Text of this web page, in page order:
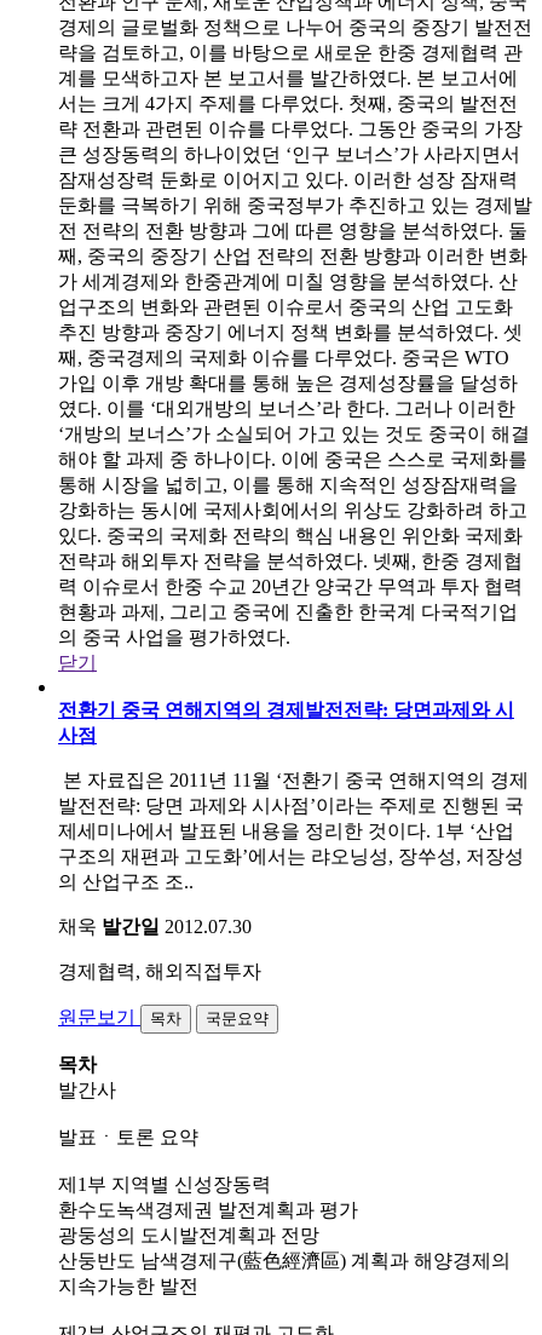
경제의 글로벌화 정책으로 나누어 중국의 중장기 발전전
략을 검토하고, 이를 바탕으로 새로운 한중 경제협력 관
계를 모색하고자 본 보고서를 발간하였다. 본 보고서에
서는 크게 4가지 주제를 다루었다. 첫째, 중국의 발전전
략 전환과 관련된 이슈를 다루었다. 그동안 중국의 가장
큰 성장동력의 하나이었던 ‘인구 보너스’가 사라지면서
잠재성장력 둔화로 이어지고 있다. 이러한 성장 잠재력
둔화를 극복하기 위해 중국정부가 추진하고 있는 경제발
전 전략의 전환 방향과 그에 따른 영향을 분석하였다. 둘
째, 중국의 중장기 산업 전략의 전환 방향과 이러한 변화
가 세계경제와 한중관계에 미칠 영향을 분석하였다. 산
업구조의 변화와 관련된 이슈로서 중국의 산업 고도화
추진 방향과 중장기 에너지 정책 변화를 분석하였다. 셋
째, 중국경제의 국제화 이슈를 다루었다. 중국은 WTO
가입 이후 개방 확대를 통해 높은 경제성장률을 달성하
였다. 이를 ‘대외개방의 보너스’라 한다. 그러나 이러한
‘개방의 보너스’가 소실되어 가고 있는 것도 중국이 해결
해야 할 과제 중 하나이다. 이에 중국은 스스로 국제화를
통해 시장을 넓히고, 이를 통해 지속적인 성장잠재력을
강화하는 동시에 국제사회에서의 위상도 강화하려 하고
있다. 중국의 국제화 전략의 핵심 내용인 위안화 국제화
전략과 해외투자 전략을 분석하였다. 넷째, 한중 경제협
력 이슈로서 한중 수교 20년간 양국간 무역과 투자 협력
현황과 과제, 그리고 중국에 진출한 한국계 다국적기업
의 중국 사업을 평가하였다.
닫기
전환기 중국 연해지역의 경제발전전략: 당면과제와 시
사점
본 자료집은 2011년 11월 ‘전환기 중국 연해지역의 경제
발전전략: 당면 과제와 시사점’이라는 주제로 진행된 국
제세미나에서 발표된 내용을 정리한 것이다. 1부 ‘산업
구조의 재편과 고도화’에서는 랴오닝성, 장쑤성, 저장성
의 산업구조 조..
채욱 발간일 2012.07.30
경제협력, 해외직접투자
원문보기 목차 국문요약
목차
발간사
발표ㆍ토론 요약
제1부 지역별 신성장동력
환수도녹색경제권 발전계획과 평가
광둥성의 도시발전계획과 전망
산둥반도 남색경제구(藍色經濟區) 계획과 해양경제의
지속가능한 발전